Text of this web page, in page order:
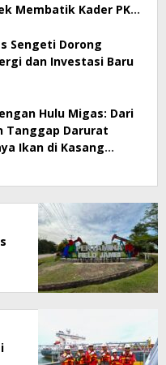
Membatik Kader PKK
Sengeti Dorong
dan Investasi Baru
Hulu Migas: Dari
Tanggap Darurat
Ikan di Kasang